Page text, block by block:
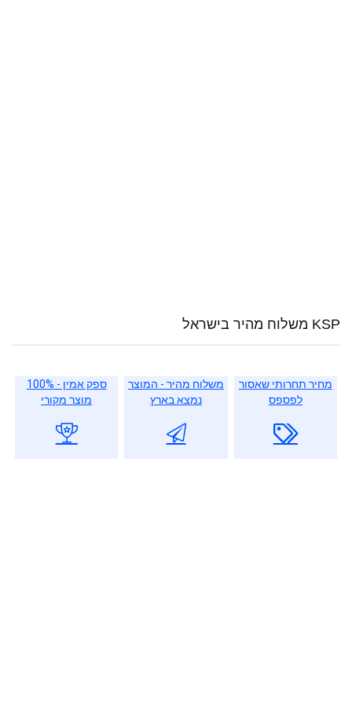
KSP משלוח מהיר בישראל
מחיר תחרותי שאסור
לפספס
משלוח מהיר - המוצר
נמצא בארץ
ספק אמין - 100%
מוצר מקורי